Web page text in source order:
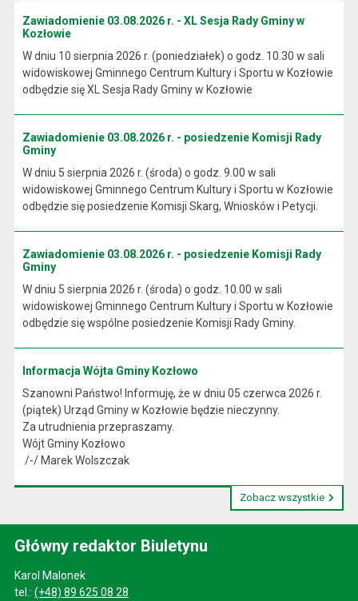
Zawiadomienie 03.08.2026 r. - XL Sesja Rady Gminy w
Kozłowie
W dniu 10 sierpnia 2026 r. (poniedziałek) o godz. 10.30 w sali
widowiskowej Gminnego Centrum Kultury i Sportu w Kozłowie
odbędzie się XL Sesja Rady Gminy w Kozłowie
Zawiadomienie 03.08.2026 r. - posiedzenie Komisji Rady
Gminy
W dniu 5 sierpnia 2026 r. (środa) o godz. 9.00 w sali
widowiskowej Gminnego Centrum Kultury i Sportu w Kozłowie
odbędzie się posiedzenie Komisji Skarg, Wniosków i Petycji.
Zawiadomienie 03.08.2026 r. - posiedzenie Komisji Rady
Gminy
W dniu 5 sierpnia 2026 r. (środa) o godz. 10.00 w sali
widowiskowej Gminnego Centrum Kultury i Sportu w Kozłowie
odbędzie się wspólne posiedzenie Komisji Rady Gminy.
Informacja Wójta Gminy Kozłowo
Szanowni Państwo! Informuję, że w dniu 05 czerwca 2026 r.
(piątek) Urząd Gminy w Kozłowie będzie nieczynny.
Za utrudnienia przepraszamy.
Wójt Gminy Kozłowo
/-/ Marek Wolszczak
Zobacz wszystkie
Główny redaktor Biuletynu
Karol Malonek
tel.: (+48) 89 625 08 28